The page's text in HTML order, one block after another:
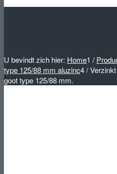
U bevindt zich hier: Home1 /
type 125/88 mm aluzinc4/
goot type 125/88 mm.